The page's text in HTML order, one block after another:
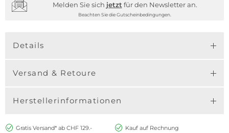
Melden Sie sich jetzt für den Newsletter an.
Beachten Sie die Gutscheinbedingungen.
Details
Versand & Retoure
Herstellerinformationen
Gratis Versand* ab CHF 129.-
Kauf auf Rechnung